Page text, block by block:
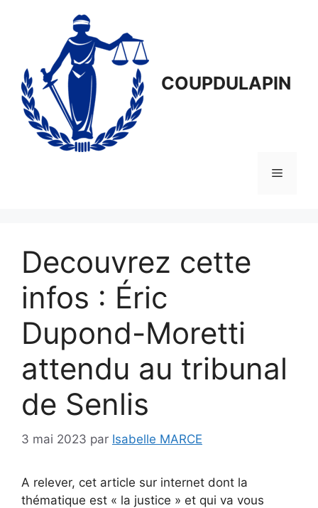
COUPDULAPIN
Menu
Decouvrez cette
infos : Éric
Dupond-Moretti
attendu au tribunal
de Senlis
3 mai 2023 par Isabelle MARCE
A relever, cet article sur internet dont la
thématique est « la justice » et qui va vous